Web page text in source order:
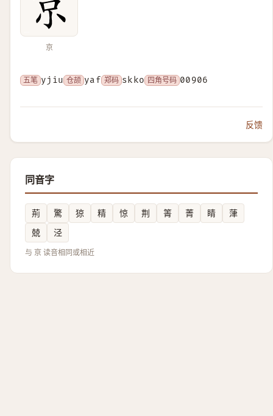
京
五笔 yjiu 仓颉 yaf 郑码 skko 四角号码 00906
反馈
同音字
荊 驚 猄 精 惊 荆 箐 菁 睛
葏
兢
泾
与 亰 读音相同或相近